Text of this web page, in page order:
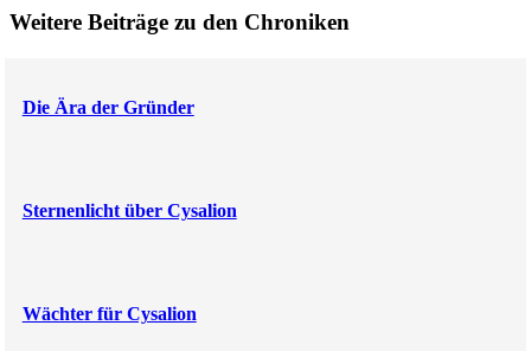
Weitere Beiträge zu den Chroniken
Die Ära der Gründer
Sternenlicht über Cysalion
Wächter für Cysalion